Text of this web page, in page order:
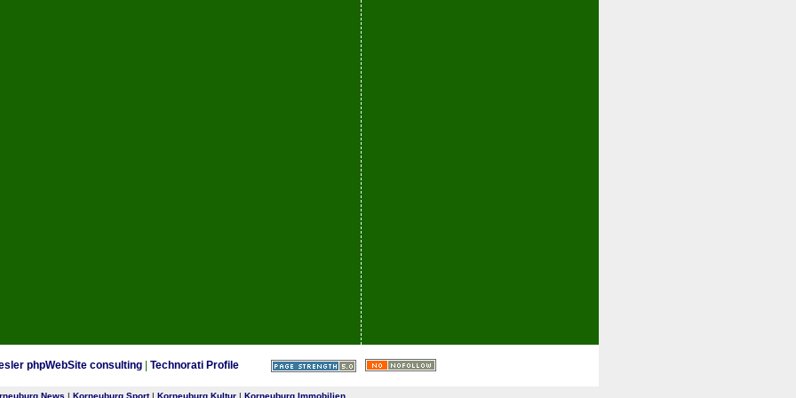
phpWebSite consulting Technorati Profile
News | Korneuburg Sport| Korneuburg Kultur | Korneuburg Immobilien